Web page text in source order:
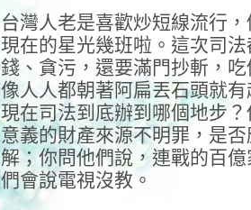
台灣人老是喜歡炒短線流行
現在的星光幾班啦。這次司
錢、貪污，還要滿門抄斬，
像人人都朝著阿扁丟石頭就
現在司法到底辦到哪個地步
意義的財產來源不明罪，是
解；你問他們說，連戰的百
們會說電視沒教。